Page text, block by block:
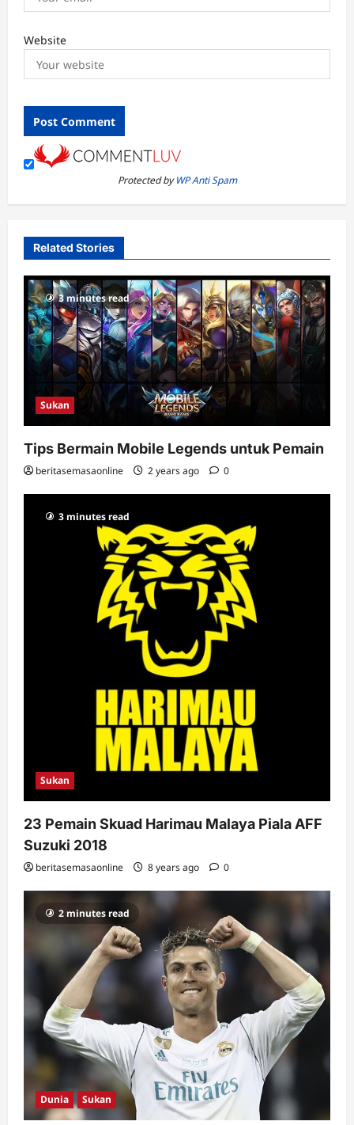
Website
Protected byWP Anti Spam
Related Stories
3 minutes read
Sukan
Tips Bermain Mobile Legends untuk Pemain
beritasemasaonline 2 years ago 0
3 minutes read
Sukan
23 Pemain Skuad Harimau Malaya Piala AFF
Suzuki 2018
beritasemasaonline 8 years ago 0
2 minutes read
Dunia Sukan